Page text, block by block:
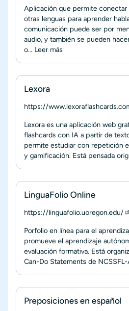
Aplicación que permite conectar
otras lenguas para aprender
comunicación puede ser por
audio, y también se pueden
o... Leer más
Lexora
https://
Lexora es una aplicación web
flashcards con IA a partir de
permite estudiar con repetición
y gamificación. Está pensada
LinguaFolio Online
https://linguafolio.uoregon.edu/
Porfolio en línea para el
promueve el aprendizaje
evaluación formativa. Está
Can-Do Statements de NCSSFL-
Preposiciones en español